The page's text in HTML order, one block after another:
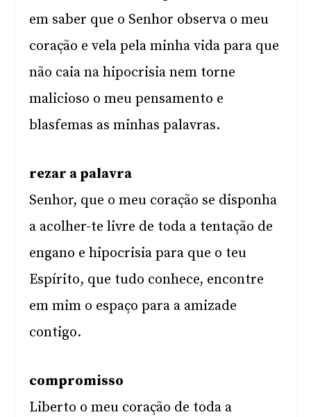
em saber que o Senhor observa o meu
coração e vela pela minha vida para que
não caia na hipocrisia nem torne
malicioso o meu pensamento e
blasfemas as minhas palavras.
rezar a palavra
Senhor, que o meu coração se disponha
a acolher-te livre de toda a tentação de
engano e hipocrisia para que o teu
Espírito, que tudo conhece, encontre
em mim o espaço para a amizade
contigo.
compromisso
Liberto o meu coração de toda a